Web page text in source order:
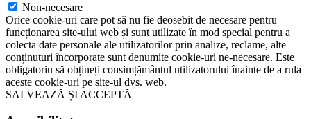
Non-necesare
Orice cookie-uri care pot să nu fie deosebit de necesare pentru
funcționarea site-ului web și sunt utilizate în mod special pentru a
colecta date personale ale utilizatorilor prin analize, reclame, alte
conținuturi încorporate sunt denumite cookie-uri ne-necesare. Este
obligatoriu să obțineți consimțământul utilizatorului înainte de a rula
aceste cookie-uri pe site-ul dvs. web.
SALVEAZĂ ȘI ACCEPTĂ